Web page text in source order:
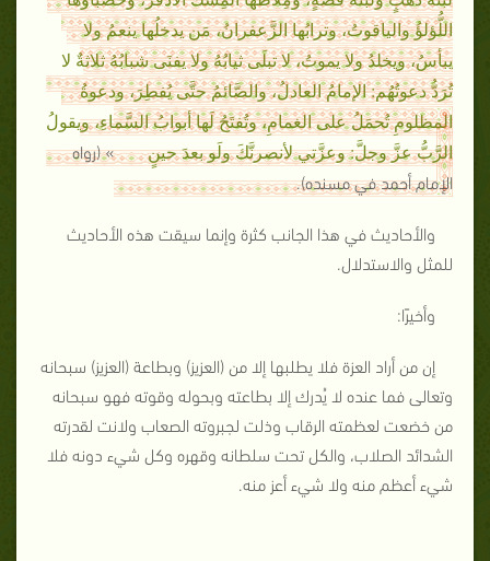
اللُّؤلؤُ والياقوتُ، وترابُها الزَّعفرانُ، مَن يدخلُها ينعمُ ولا
يبأسُ، ويخلدُ ولا يموتُ، لا تبلَى ثيابُهُ ولا يفنَى شبابُهُ ثلاثةٌ لا
تُرَدُّ دعوتُهُم: الإمامُ العادلُ، والصَّائمُ حتَّى يُفطِرَ، ودعوةُ
المظلومِ تُحمَلُ على الغمامِ، وتُفتَحُ لَها أبوابُ السَّماءِ، ويقولُ
الرَّبُّ عزَّ وجلَّ: وعزَّتي لأنصرنَّكَ ولَو بعدَ حينٍ
» (رواه
الإمام أحمد في مسنده).
والأحاديث في هذا الجانب كثرة وإنما سيقت هذه الأحاديث
للمثل والاستدلال.
وأخيرًا:
إن من أراد العزة فلا يطلبها إلا من (العزيز) وبطاعة (العزيز) سبحانه
وتعالى فما عنده لا يُدرك إلا بطاعته وبحوله وقوته فهو سبحانه
من خضعت لعظمته الرقاب وذلت لجبروته الصعاب ولانت لقدرته
الشدائد ‏الصلاب، والكل تحت سلطانه وقهره وكل ‏شيء دونه فلا
شيء أعظم منه ولا شيء أعز منه.